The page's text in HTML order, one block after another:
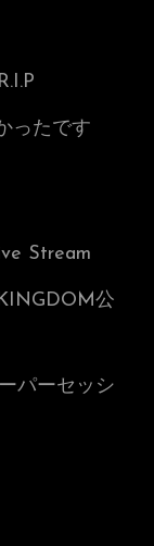
ったです
Stream
公
パーセッシ